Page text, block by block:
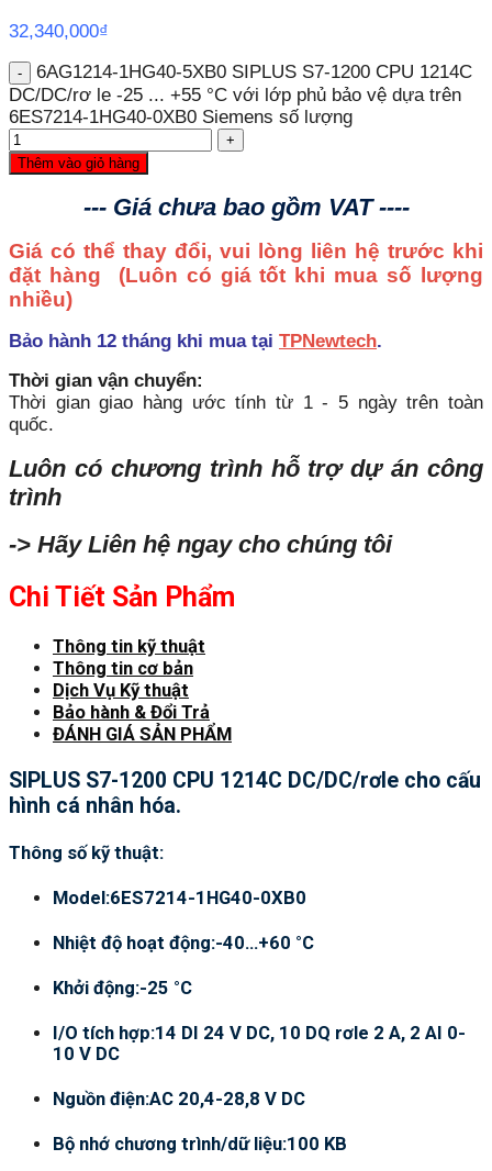
32,340,000₫
6AG1214-1HG40-5XB0 SIPLUS S7-1200 CPU 1214C
DC/DC/rơ le -25 ... +55 °C với lớp phủ bảo vệ dựa trên
6ES7214-1HG40-0XB0 Siemens số lượng
Thêm vào giỏ hàng
--- Giá chưa bao gồm VAT ----
Giá có thể thay đổi, vui lòng liên hệ trước khi
đặt hàng (Luôn có giá tốt khi mua số lượng
nhiều)
Bảo hành 12 tháng khi mua tại TPNewtech.
Thời gian vận chuyển:
Thời gian giao hàng ước tính từ 1 - 5 ngày trên toàn
quốc.
Luôn có chương trình hỗ trợ dự án công
trình
-> Hãy Liên hệ ngay cho chúng tôi
Chi Tiết Sản Phẩm
Thông tin kỹ thuật
Thông tin cơ bản
Dịch Vụ Kỹ thuật
Bảo hành & Đổi Trả
ĐÁNH GIÁ SẢN PHẨM
SIPLUS S7-1200 CPU 1214C DC/DC/rơle cho cấu
hình cá nhân hóa.
Thông số kỹ thuật:
Model:6ES7214-1HG40-0XB0
Nhiệt độ hoạt động:-40…+60 °C
Khởi động:-25 °C
I/O tích hợp:14 DI 24 V DC, 10 DQ rơle 2 A, 2 AI 0-
10 V DC
Nguồn điện:AC 20,4-28,8 V DC
Bộ nhớ chương trình/dữ liệu:100 KB